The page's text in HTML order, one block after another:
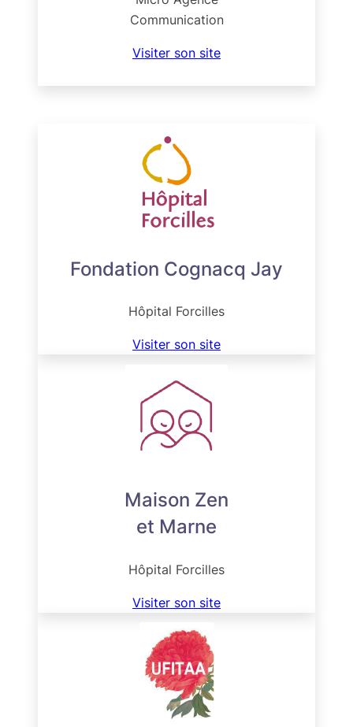
Communication
Visiter son site
Fondation Cognacq Jay
Hôpital Forcilles
Visiter son site
Maison Zen
et Marne
Hôpital Forcilles
Visiter son site